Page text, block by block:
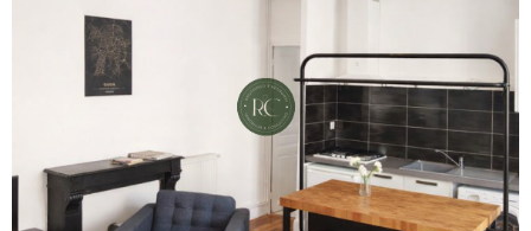
VOIR LE BIEN